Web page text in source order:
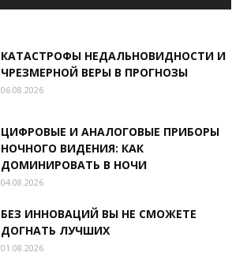
КАТАСТРОФЫ НЕДАЛЬНОВИДНОСТИ И
ЧРЕЗМЕРНОЙ ВЕРЫ В ПРОГНОЗЫ
06.08.2026
ЦИФРОВЫЕ И АНАЛОГОВЫЕ ПРИБОРЫ
НОЧНОГО ВИДЕНИЯ: КАК
ДОМИНИРОВАТЬ В НОЧИ
04.08.2026
БЕЗ ИННОВАЦИЙ ВЫ НЕ СМОЖЕТЕ
ДОГНАТЬ ЛУЧШИХ
01.08.2026